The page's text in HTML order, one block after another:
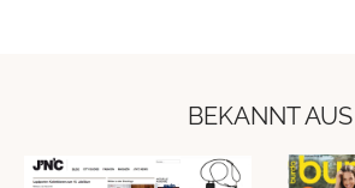
BEKANNT AUS